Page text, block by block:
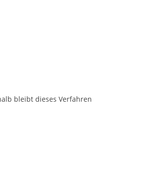
bleibt dieses Verfahren